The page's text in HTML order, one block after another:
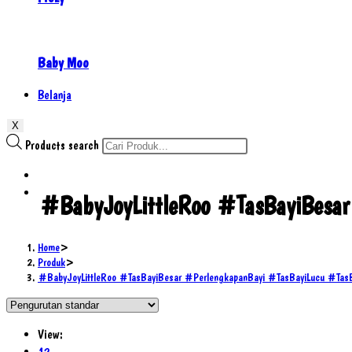
Baby Moo
Belanja
X
Products search
#BabyJoyLittleRoo
Home>
Produk>
#BabyJoyLittleRoo #TasBayiBesar #PerlengkapanBayi #TasBayiLucu
View: